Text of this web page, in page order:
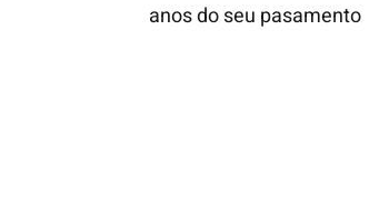
anos do seu pasamento